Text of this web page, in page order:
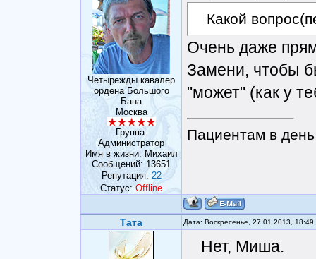
Четырежды кавалер
ордена Большого
Бана
Москва
Группа:
Администратор
Имя в жизни: Михаил
Сообщений: 13651
Репутация: 22
Статус:Offline
Какой
Очень даже
Замени, чтобы
"может" (как у
Пациентам в
Тата Дата: Воскресенье, 27.01.2013,
Нет, Миша.